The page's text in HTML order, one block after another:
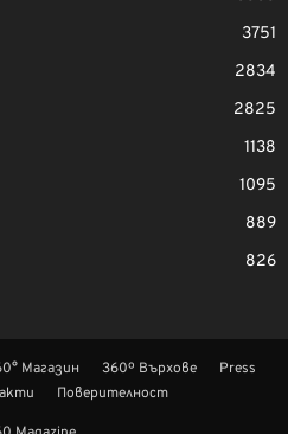
3751
2834
2825
1138
1095
889
826
Магазин 360º Върхове
Press
Поверителност